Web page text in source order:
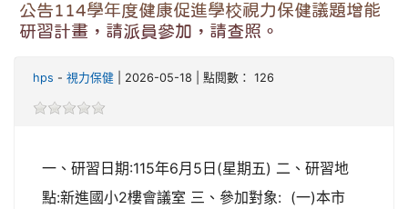
公告114學年度健康促進學校視力保健議題增能
研習計畫，請派員參加，請查照。
hps - 視力保健 | 2026-05-18 | 點閱數： 126
一、研習日期:115年6月5日(星期五) 二、研習地
點:新進國小2樓會議室 三、參加對象: (一)本市